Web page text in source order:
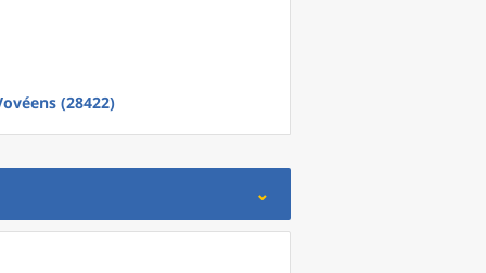
(28422)